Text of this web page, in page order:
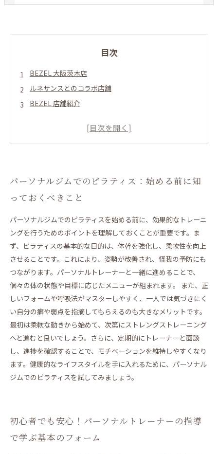
目次
BEZEL 大阪茨木店
ルネサンスとのコラボ店舗
BEZEL 店舗紹介
パーソナルジムでのピラティス：始める前に知ってお
くべきこと
秘訣
個別指導だからこそ気づける、体幹の強化と柔軟性の
向上
姿勢改善とリハビリがサポートされるピラティスの効
果
パーソナルジムでのピラティスを通じて得られる健や
かなライフスタイル
私のピラティス体験：個別指導の成果と新たな挑戦
BEZEL 大阪茨木店
LAKSHIMI
BEZEL
パーソナルジムでのピラティス：始める前に知
っておくべきこと
パーソナルジムでのピラティスを始める前に、効果的なトレーニ
ングを行うためのポイントを理解しておくことが重要です。ま
ず、ピラティスの基本的な目的は、体幹を強化し、柔軟性を向上
させることです。これにより、姿勢が改善され、怪我の予防にも
つながります。パーソナルトレーナーと一緒に進めることで、
個々の体の状態や目標に応じたメニューが組まれます。 また、正
しいフォームや呼吸法がマスターしやすく、一人では気づきにく
い自分の癖や弱点を指摘してもらえるのも大きなメリットです。
最初は柔軟な動きから始めて、次第にストレングストレーニング
へと進むと良いでしょう。さらに、定期的にトレーナーと面談
し、進捗を確認することで、モチベーションを維持しやすくなり
ます。健康的なライフスタイルを手に入れるために、パーソナル
ジムでのピラティスを試してみましょう。
初心者でも安心！パーソナルトレーナーの指導
で学ぶ基本のフォーム